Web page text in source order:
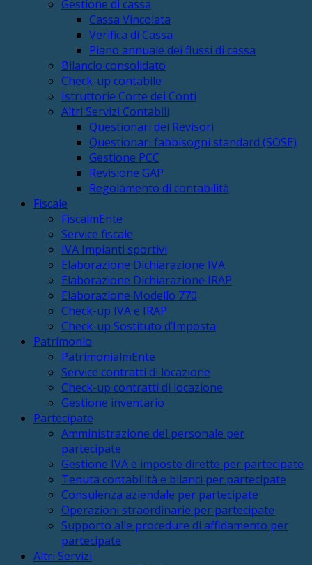
Gestione di cassa
Cassa Vincolata
Verifica di Cassa
Piano annuale dei flussi di cassa
Bilancio consolidato
Check-up contabile
Istruttorie Corte dei Conti
Altri Servizi Contabili
Questionari dei Revisori
Questionari fabbisogni standard (SOSE)
Gestione PCC
Revisione GAP
Regolamento di contabilità
Fiscale
FiscalmEnte
Service fiscale
IVA Impianti sportivi
Elaborazione Dichiarazione IVA
Elaborazione Dichiarazione IRAP
Elaborazione Modello 770
Check-up IVA e IRAP
Check-up Sostituto d’Imposta
Patrimonio
PatrimonialmEnte
Service contratti di locazione
Check-up contratti di locazione
Gestione inventario
Partecipate
Amministrazione del personale per
partecipate
Gestione IVA e imposte dirette per partecipate
Tenuta contabilità e bilanci per partecipate
Consulenza aziendale per partecipate
Operazioni straordinarie per partecipate
Supporto alle procedure di affidamento per
partecipate
Altri Servizi